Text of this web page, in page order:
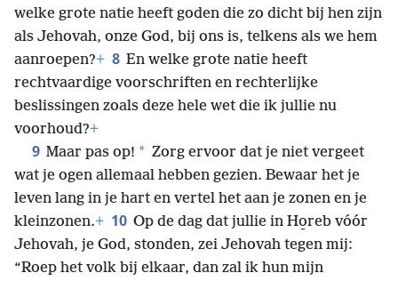
welke grote natie heeft goden die zo dicht bij hen zijn
als Jehovah, onze God, bij ons is, telkens als we hem
aanroepen?+ 8 En welke grote natie heeft
rechtvaardige voorschriften en rechterlijke
beslissingen zoals deze hele wet die ik jullie nu
voorhoud?+
9 Maar pas op! * Zorg ervoor dat je niet vergeet
wat je ogen allemaal hebben gezien. Bewaar het je
leven lang in je hart en vertel het aan je zonen en je
kleinzonen.+ 10 Op de dag dat jullie in Ho̱reb vóór
Jehovah, je God, stonden, zei Jehovah tegen mij:
“Roep het volk bij elkaar, dan zal ik hun mijn